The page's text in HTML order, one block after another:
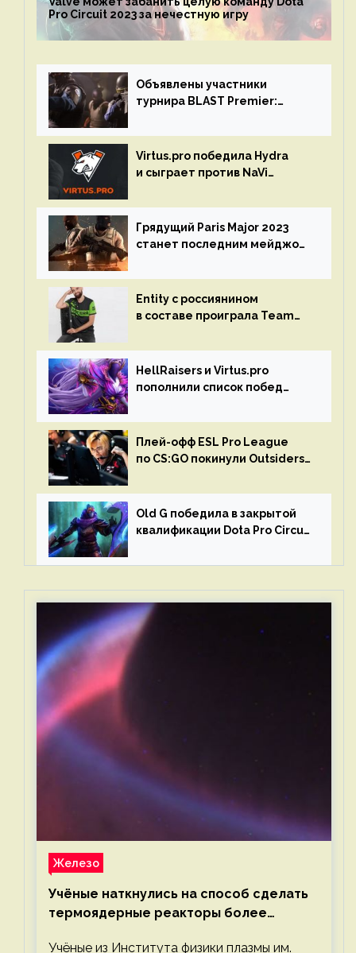
Pro Circuit 2023 за нечестную игру
Объявлены участники
турнира BLAST Premier:
Virtus.pro победила Hydra
и сыграет против NaVi
Грядущий Paris Major 2023
станет последним мейджор-
Entity с россиянином
в составе проиграла Team
HellRaisers и Virtus.pro
пополнили список побед
Плей-офф ESL Pro League
по CS:GO покинули Outsiders
Old G победила в закрытой
квалификации Dota Pro Circuit
Железо
Учёные наткнулись на способ сделать
термоядерные реакторы более
Учёные из Института физики плазмы им.